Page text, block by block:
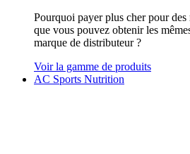
Pourquoi payer plus cher pour des
que vous pouvez obtenir les
marque de distributeur ?
Voir la gamme de produits
AC Sports Nutrition